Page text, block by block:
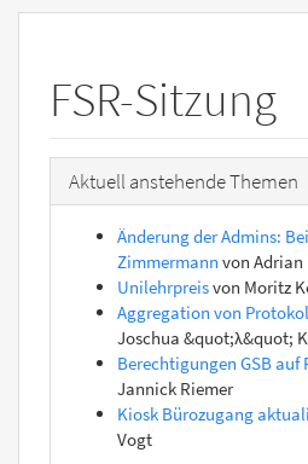
FSR-Sitzung
Aktuell anstehende Themen
Änderung der Admins:
Zimmermann von Adrian
Unilehrpreisvon Moritz
Aggregation von
Joschua &quot;λ&quot;
Berechtigungen GSB auf
Jannick Riemer
Kiosk Bürozugang
Vogt